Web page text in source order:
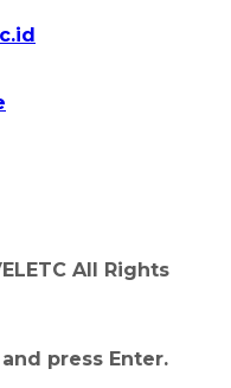
All Rights
press Enter.